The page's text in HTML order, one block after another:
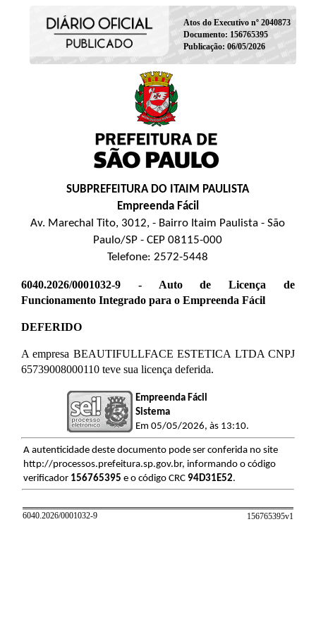
Atos do Executivo nº 2040873
Documento: 156765395
Publicação: 06/05/2026
SUBPREFEITURA DO ITAIM PAULISTA
Empreenda Fácil
Av. Marechal Tito, 3012, - Bairro Itaim Paulista - São
Paulo/SP - CEP 08115-000
Telefone: 2572-5448
6040.2026/0001032-9 - Auto de Licença de
Funcionamento Integrado para o Empreenda Fácil
DEFERIDO
A empresa BEAUTIFULLFACE ESTETICA LTDA CNPJ
65739008000110 teve sua licença deferida.
Empreenda Fácil
Sistema
Em 05/05/2026, às 13:10.
A autenticidade deste documento pode ser conferida no site
http://processos.prefeitura.sp.gov.br, informando o código
verificador 156765395 e o código CRC 94D31E52.
6040.2026/0001032-9 156765395v1